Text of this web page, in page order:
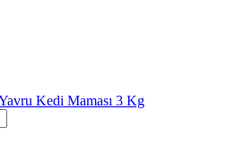
Kedi Maması 3 Kg